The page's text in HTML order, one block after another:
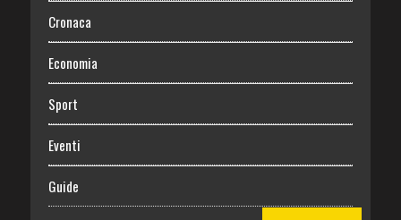
Cronaca
Economia
Sport
Eventi
Guide